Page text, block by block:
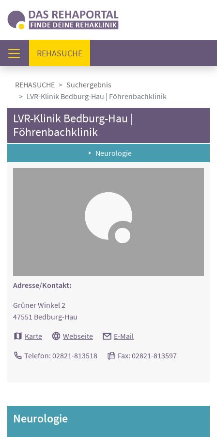
REHASUCHE(AKTUELL)
REHASUCHE
Suchergebnis
LVR-Klinik Bedburg-Hau | Föhrenbachklinik
LVR-Klinik Bedburg-Hau |
Föhrenbachklinik
Neurologie
Adresse/Kontakt:
Grüner Winkel 2
47551 Bedburg-Hau
Karte
Webseite E-Mail
Telefon: 02821-813518 Fax: 02821-813597
Neurologie